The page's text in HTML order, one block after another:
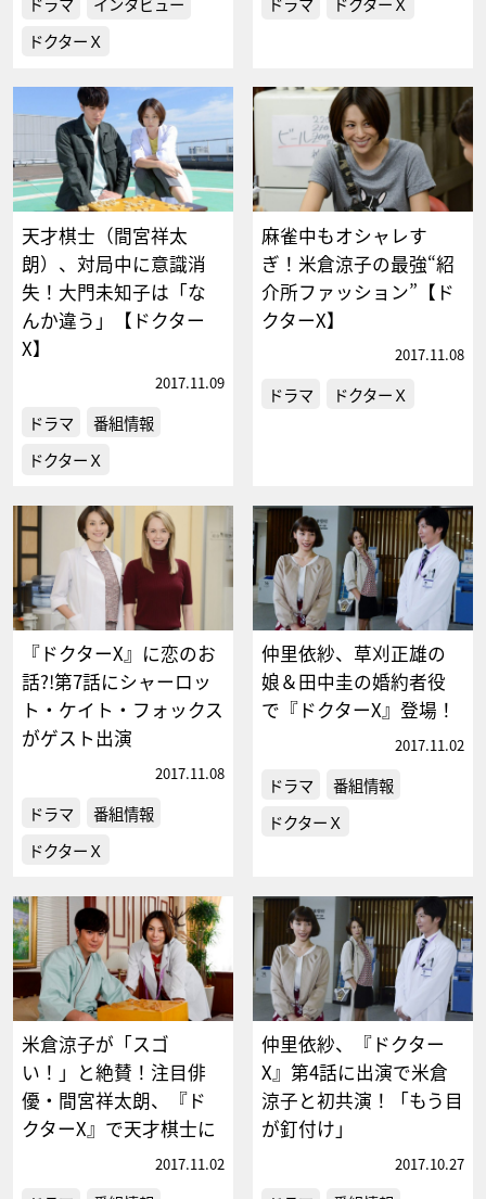
ドクターＸ
天才棋士（間宮祥太
朗）、対局中に意識消
失！大門未知子は「な
んか違う」【ドクター
X】
2017.11.09
ドラマ
番組情報
ドクターＸ
麻雀中もオシャレす
ぎ！米倉涼子の最強“紹
介所ファッション”【ド
クターX】
2017.11.08
ドラマ ドクターＸ
『ドクターX』に恋のお
話?!第7話にシャーロッ
ト・ケイト・フォックス
がゲスト出演
2017.11.08
ドラマ
番組情報
ドクターＸ
仲里依紗、草刈正雄の
娘＆田中圭の婚約者役
で『ドクターX』登場！
2017.11.02
ドラマ
番組情報
ドクターＸ
米倉涼子が「スゴ
い！」と絶賛！注目俳
優・間宮祥太朗、『ド
クターX』で天才棋士に
2017.11.02
仲里依紗、『ドクター
X』第4話に出演で米倉
涼子と初共演！「もう目
が釘付け」
2017.10.27